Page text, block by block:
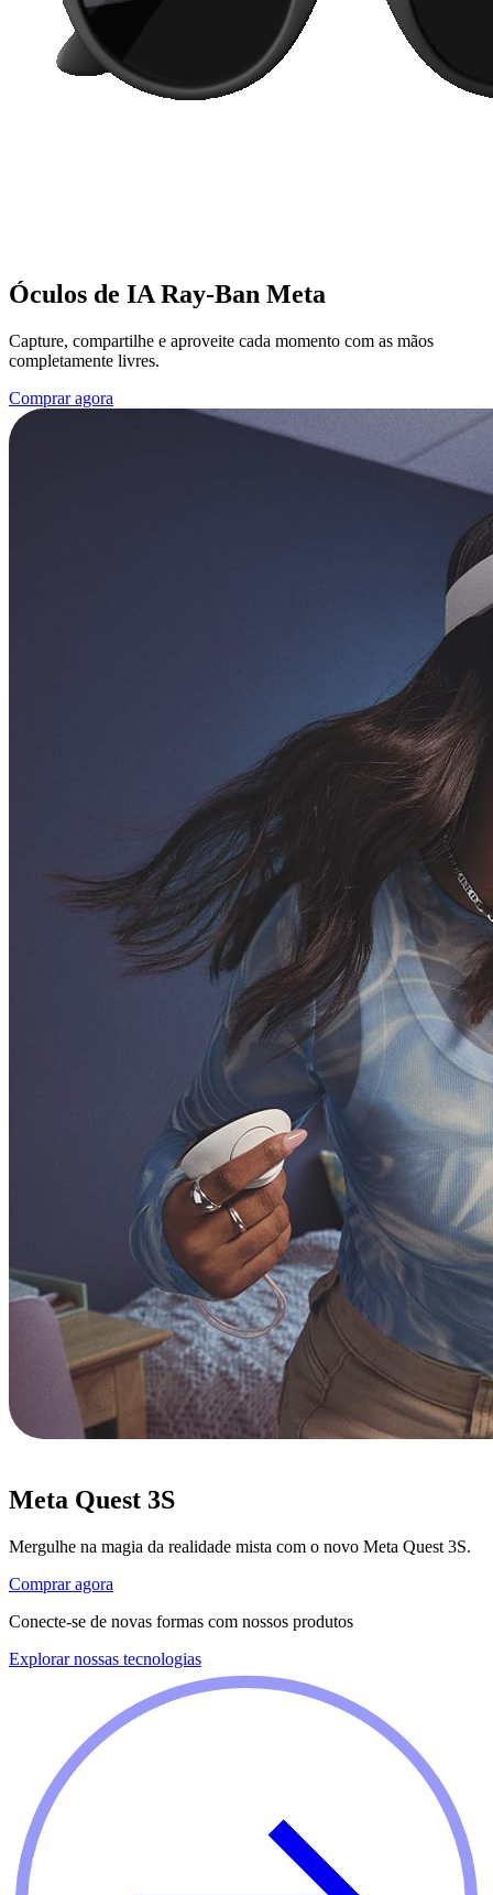
Óculos de IA Ray-Ban Meta
Capture, compartilhe e aproveite cada momento com as mãos
completamente livres.
Comprar agora
Meta Quest 3S
Mergulhe na magia da realidade mista com o novo Meta Quest 3S.
Comprar agora
Conecte-se de novas formas com nossos produtos
Explorar nossas tecnologias